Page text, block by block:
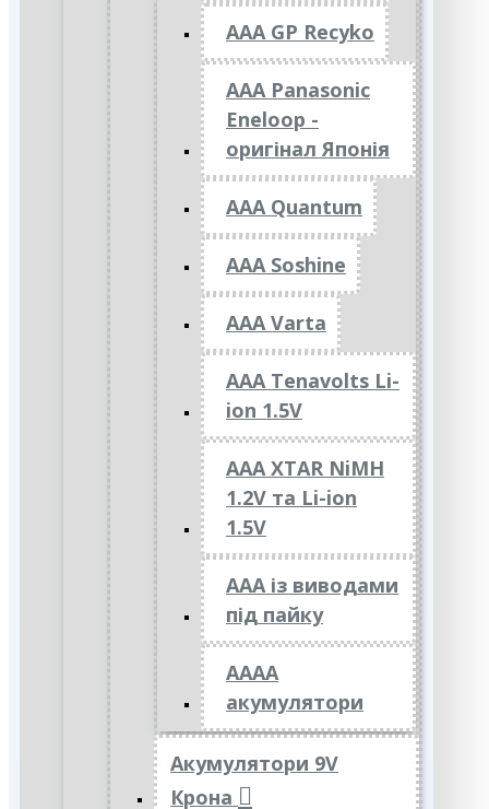
AAA GP Recyko
AAA Panasonic
Eneloop -
оригінал Японія
AAA Quantum
AAA Soshine
AAA Varta
AAA Tenavolts Li-
ion 1.5V
AAA XTAR NiMH
1.2V та Li-ion
1.5V
ААА із виводами
під пайку
АААА
акумулятори
Акумулятори 9V
Крона